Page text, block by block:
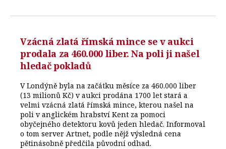
Vzácná zlatá římská mince se v aukci
prodala za 460.000 liber. Na poli ji našel
hledač pokladů
V Londýně byla na začátku měsíce za 460.000 liber
(13 milionů Kč) v aukci prodána 1700 let stará a
velmi vzácná zlatá římská mince, kterou našel na
poli v anglickém hrabství Kent za pomoci
obyčejného detektoru kovů jeden hledač. Informoval
o tom server Artnet, podle nějž výsledná cena
pětinásobně předčila původní odhad.